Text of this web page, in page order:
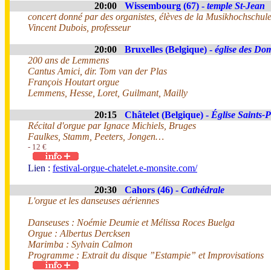
20:00 Wissembourg (67) - temple St-Jean
concert donné par des organistes, élèves de la
Vincent Dubois, professeur
20:00 Bruxelles (Belgique) - église des
200 ans de Lemmens
Cantus Amici, dir. Tom van der Plas
François Houtart orgue
Lemmens, Hesse, Loret, Guilmant, Mailly
20:15 Châtelet (Belgique) - Église Saints-
Récital d'orgue par Ignace Michiels, Bruges
Faulkes, Stamm, Peeters, Jongen…
- 12 €
Lien : festival-orgue-chatelet.e-monsite.com/
20:30 Cahors (46) - Cathédrale
L'orgue et les danseuses aériennes
Danseuses : Noémie Deumie et Mélissa Roces Buelga
Orgue : Albertus Dercksen
Marimba : Sylvain Calmon
Programme : Extrait du disque ”Estampie” et Improvisations